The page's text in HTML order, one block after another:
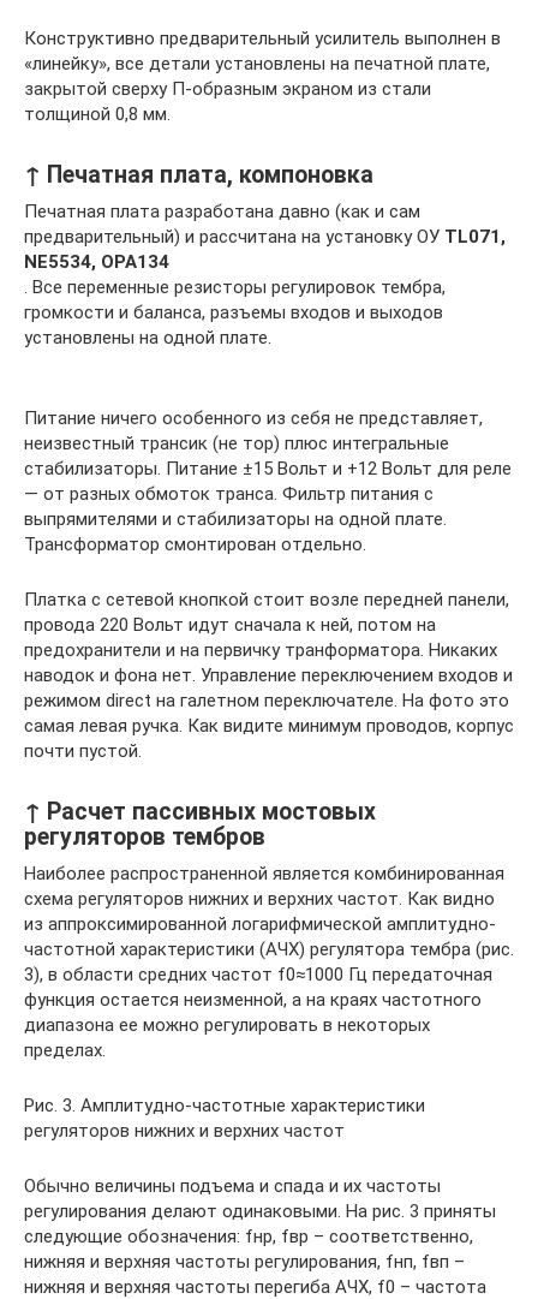
Конструктивно предварительный усилитель выполнен в
«линейку», все детали установлены на печатной плате,
закрытой сверху П-образным экраном из стали
толщиной 0,8 мм.
↑ Печатная плата, компоновка
Печатная плата разработана давно (как и сам
предварительный) и рассчитана на установку ОУ TL071,
NE5534, ОРА134
. Все переменные резисторы регулировок тембра,
громкости и баланса, разъемы входов и выходов
установлены на одной плате.
Питание ничего особенного из себя не представляет,
неизвестный трансик (не тор) плюс интегральные
стабилизаторы. Питание ±15 Вольт и +12 Вольт для реле
— от разных обмоток транса. Фильтр питания с
выпрямителями и стабилизаторы на одной плате.
Трансформатор смонтирован отдельно.
Платка с сетевой кнопкой стоит возле передней панели,
провода 220 Вольт идут сначала к ней, потом на
предохранители и на первичку транформатора. Никаких
наводок и фона нет. Управление переключением входов и
режимом direct на галетном переключателе. На фото это
самая левая ручка. Как видите минимум проводов, корпус
почти пустой.
↑ Расчет пассивных мостовых
регуляторов тембров
Наиболее распространенной является комбинированная
схема регуляторов нижних и верхних частот. Как видно
из аппроксимированной логарифмической амплитудно-
частотной характеристики (АЧХ) регулятора тембра (рис.
3), в области средних частот f0≈1000 Гц передаточная
функция остается неизменной, а на краях частотного
диапазона ее можно регулировать в некоторых
пределах.
Рис. 3. Амплитудно-частотные характеристики
регуляторов нижних и верхних частот
Обычно величины подъема и спада и их частоты
регулирования делают одинаковыми. На рис. 3 приняты
следующие обозначения: fнр, fвр – соответственно,
нижняя и верхняя частоты регулирования, fнп, fвп –
нижняя и верхняя частоты перегиба АЧХ, f0 – частота